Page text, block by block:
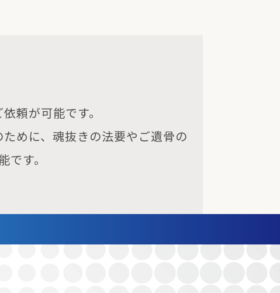
頼が可能です。
めに、魂抜きの法要やご遺骨の
です。